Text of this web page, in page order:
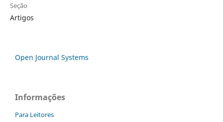
Seção
Artigos
Open Journal Systems
Informações
Para Leitores